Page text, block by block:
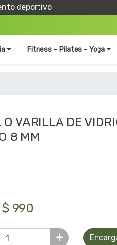
deportivo
Fitness - Pilates - Yoga
O VARILLA DE
8 MM
$ 990